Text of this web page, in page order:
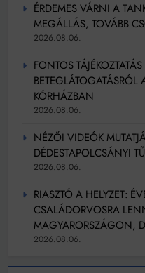
ÉRDEMES VÁRNI A
MEGÁLLÁS, TOVÁBB
2026.08.06.
FONTOS
BETEGLÁTOGATÁSRÓL
KÓRHÁZBAN
2026.08.06.
NÉZŐI VIDEÓK
DÉDESTAPOLCSÁNYI
2026.08.06.
RIASZTÓ A HELYZET:
CSALÁDORVOSRA
MAGYARORSZÁGON,
2026.08.06.